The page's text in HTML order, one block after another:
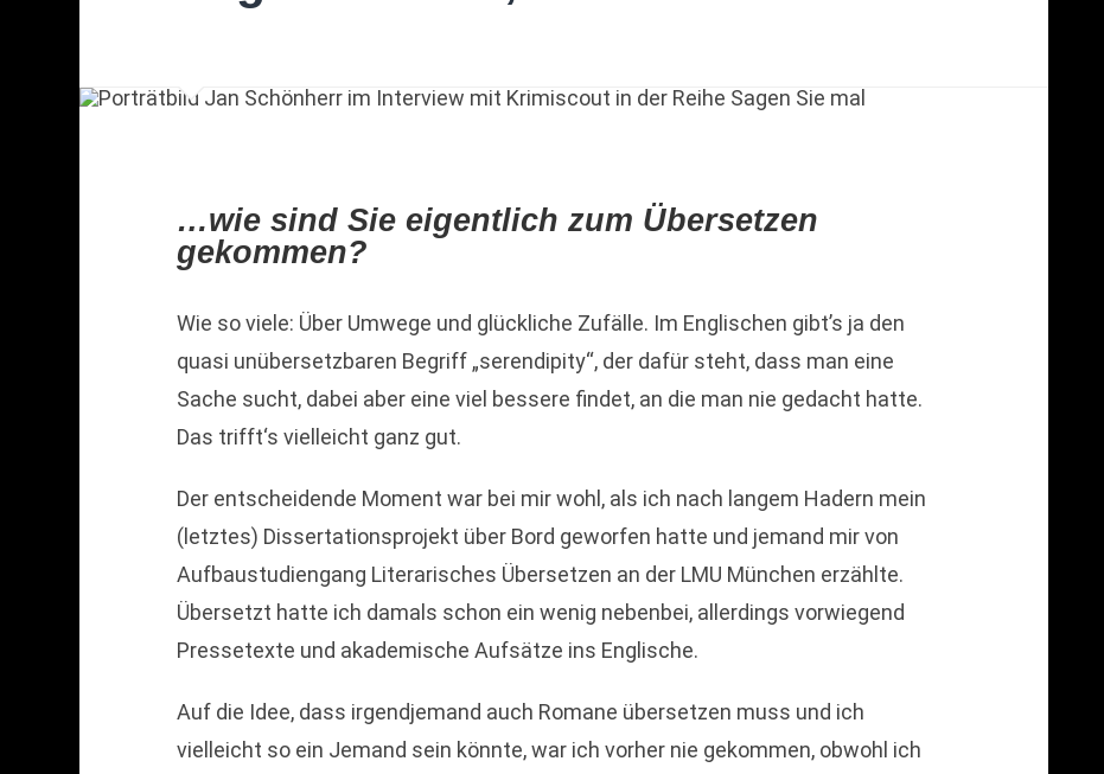
…wie sind Sie eigentlich zum Übersetzen
gekommen?
Wie so viele: Über Umwege und glückliche Zufälle. Im Englischen gibt’s ja den
quasi unübersetzbaren Begriff „serendipity“, der dafür steht, dass man eine
Sache sucht, dabei aber eine viel bessere findet, an die man nie gedacht hatte.
Das trifft‘s vielleicht ganz gut.
Der entscheidende Moment war bei mir wohl, als ich nach langem Hadern mein
(letztes) Dissertationsprojekt über Bord geworfen hatte und jemand mir von
Aufbaustudiengang Literarisches Übersetzen an der LMU München erzählte.
Übersetzt hatte ich damals schon ein wenig nebenbei, allerdings vorwiegend
Pressetexte und akademische Aufsätze ins Englische.
Auf die Idee, dass irgendjemand auch Romane übersetzen muss und ich
vielleicht so ein Jemand sein könnte, war ich vorher nie gekommen, obwohl ich